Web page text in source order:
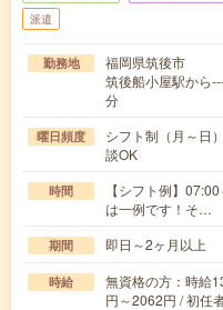
派遣
勤務地
福岡県筑後市
筑後船小屋駅から
分
曜日頻度
シフト制（月～日
談OK
時間
【シフト例】
は一例です！そ…
期間 即日～2ヶ月以上
時給
無資格の方：時給
円～2062円 / 初任